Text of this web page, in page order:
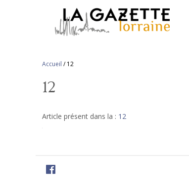
Accueil /12
12
Article présent dans la : 12